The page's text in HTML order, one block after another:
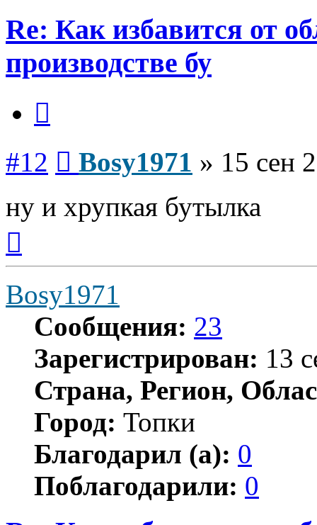
Re: Как избавится от
производстве бу
#12 Bosy1971 » 15 сен
ну и хрупкая бутылка
началу
Bosy1971
Сообщения: 23
Зарегистрирован: 13
Страна, Регион,
Город: Топки
Благодарил (а): 0
Поблагодарили: 0